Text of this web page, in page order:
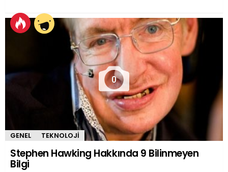
0
GENEL TEKNOLOJI
Stephen Hawking Hakkında 9 Bilinmeyen
Bilgi